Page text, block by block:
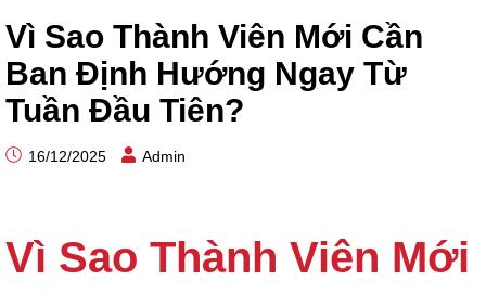
Vì Sao Thành Viên Mới Cần
Ban Định Hướng Ngay Từ
Tuần Đầu Tiên?
16/12/2025 Admin
Vì Sao Thành Viên Mới